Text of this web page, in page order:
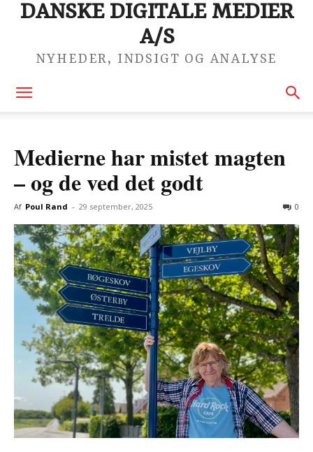
DANSKE DIGITALE MEDIER
A/S
NYHEDER, INDSIGT OG ANALYSE
Medierne har mistet magten
– og de ved det godt
Af Poul Rand - 29 september, 2025 0